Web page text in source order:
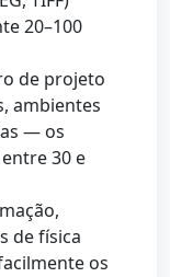
20–100
de projeto
ambientes
— os
30 e
de física
os